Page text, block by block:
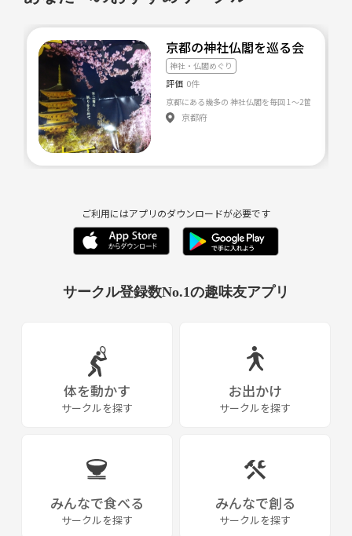
京都の神社仏閣を巡る会
神社・仏閣めぐり
評価 0件
京都にある幾多の 神社仏閣を毎回 1〜2箇所ずつ
京都府
ご利用にはアプリのダウンロードが必要です
サークル登録数No.1の趣味友アプリ
体を動かす
サークルを探す
お出かけ
サークルを探す
みんなで食べる
サークルを探す
みんなで創る
サークルを探す